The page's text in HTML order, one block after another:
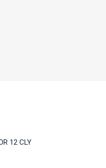
12 CLY